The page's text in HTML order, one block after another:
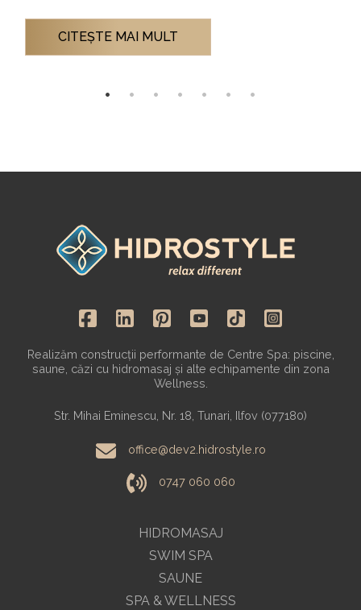
CITEŞTE MAI MULT
HIDROMASAJ
SWIM SPA
SAUNE
SPA & WELLNESS
Realizăm construcții performante de Centre Spa: piscine,
saune, căzi cu hidromasaj și alte echipamente din zona
Wellness.
Str. Mihai Eminescu, Nr. 18, Tunari, Ilfov (077180)
office@dev2.hidrostyle.ro
0747 060 060